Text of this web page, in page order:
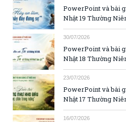
PowerPoint và bài
Nhật 19 Thường
30/07/2026
PowerPoint và bài
Nhật 18 Thường
23/07/2026
PowerPoint và bài
Nhật 17 Thường
16/07/2026